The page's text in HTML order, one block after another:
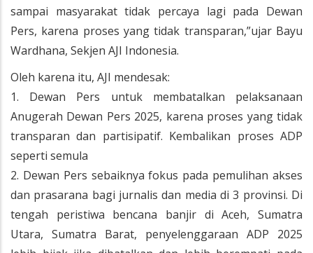
sampai masyarakat tidak percaya lagi pada Dewan
Pers, karena proses yang tidak transparan,”ujar Bayu
Wardhana, Sekjen AJI Indonesia.
Oleh karena itu, AJI mendesak:
1. Dewan Pers untuk membatalkan pelaksanaan
Anugerah Dewan Pers 2025, karena proses yang tidak
transparan dan partisipatif. Kembalikan proses ADP
seperti semula
2. Dewan Pers sebaiknya fokus pada pemulihan akses
dan prasarana bagi jurnalis dan media di 3 provinsi. Di
tengah peristiwa bencana banjir di Aceh, Sumatra
Utara, Sumatra Barat, penyelenggaraan ADP 2025